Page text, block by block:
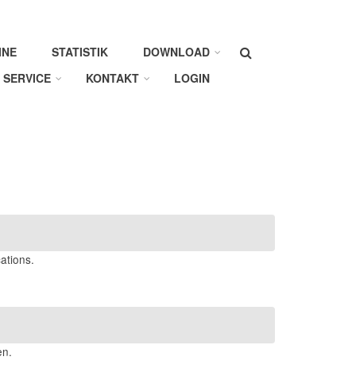
Suche
STATISTIK
DOWNLOAD
SERVICE
KONTAKT LOGIN